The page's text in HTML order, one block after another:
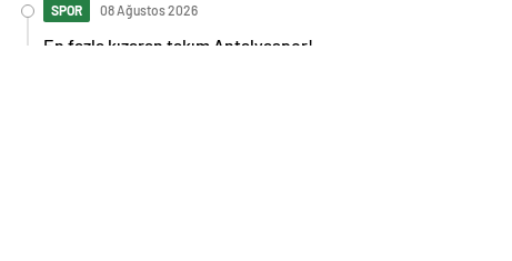
SPOR 08 Ağustos 2026
En fazla kızaran takım Antalyaspor!